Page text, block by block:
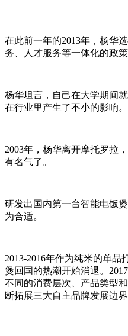
在此前一年的2013年，杨华
务、人才服务等一体化的政
杨华坦言，自己在大学期间
在行业里产生了不小的影响
2003年，杨华离开摩托罗拉
有名气了。
研发出国内第一台智能电饭
为合适。
2013-2016年作为纯米的单
煲回国的热潮开始消退。
不同的消费层次、产品类型
断拓展三大自主品牌发展边